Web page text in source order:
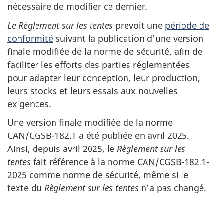
nécessaire de modifier ce dernier.
Le Règlement sur les tentes prévoit une période de
conformité suivant la publication d'une version
finale modifiée de la norme de sécurité, afin de
faciliter les efforts des parties réglementées
pour adapter leur conception, leur production,
leurs stocks et leurs essais aux nouvelles
exigences.
Une version finale modifiée de la norme
CAN/CGSB-182.1 a été publiée en avril 2025.
Ainsi, depuis avril 2025, le Règlement sur les
tentes fait référence à la norme CAN/CGSB-182.1-
2025 comme norme de sécurité, même si le
texte du Règlement sur les tentes n'a pas changé.